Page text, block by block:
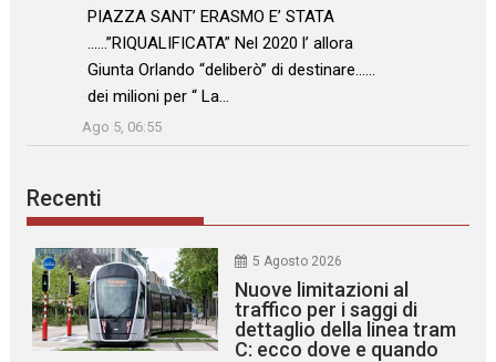
: “PIAZZA SANT’ ERASMO E’ STATA
……”RIQUALIFICATA” Nel 2020 l’ allora
Giunta Orlando “deliberò” di destinare……
dei milioni per “ La…
”
Ago 5, 06:55
Recenti
5 Agosto 2026
Nuove limitazioni al
traffico per i saggi di
dettaglio della linea tram
C: ecco dove e quando